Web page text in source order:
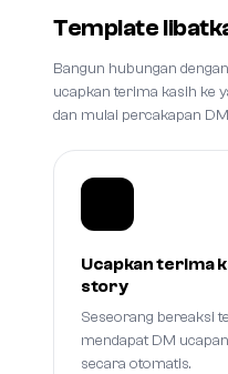
Template
Bangun hubungan
ucapkan terima kasih ke
dan mulai percakapan
Ucapkan terima
story
Seseorang bereaksi
mendapat DM
secara otomatis.